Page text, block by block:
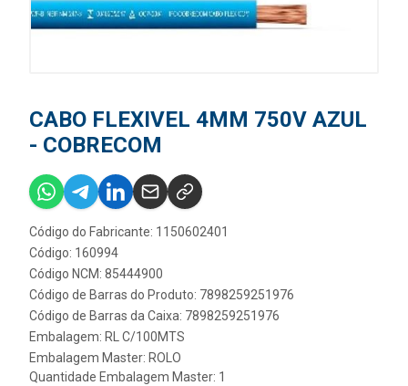
CABO FLEXIVEL 4MM 750V AZUL
- COBRECOM
Código do Fabricante: 1150602401
Código: 160994
Código NCM: 85444900
Código de Barras do Produto: 7898259251976
Código de Barras da Caixa: 7898259251976
Embalagem: RL C/100MTS
Embalagem Master: ROLO
Quantidade Embalagem Master: 1